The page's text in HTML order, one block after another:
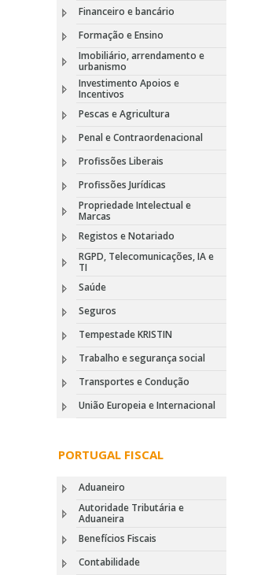
Financeiro e bancário
Formação e Ensino
Imobiliário, arrendamento e
urbanismo
Investimento Apoios e
Incentivos
Pescas e Agricultura
Penal e Contraordenacional
Profissões Liberais
Profissões Jurídicas
Propriedade Intelectual e
Marcas
Registos e Notariado
RGPD, Telecomunicações, IA e
TI
Saúde
Seguros
Tempestade KRISTIN
Trabalho e segurança social
Transportes e Condução
União Europeia e Internacional
PORTUGAL FISCAL
Aduaneiro
Autoridade Tributária e
Aduaneira
Benefícios Fiscais
Contabilidade